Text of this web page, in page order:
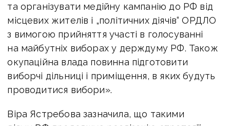
та організувати медійну кампанію до РФ від
місцевих жителів і „політичних діячів“ ОРДЛО
з вимогою прийняття участі в голосуванні
на майбутніх виборах у держдуму РФ. Також
окупаційна влада повинна підготовити
виборчі дільниці і приміщення, в яких будуть
проводитися вибори».
Віра Ястребова зазначила, що такими